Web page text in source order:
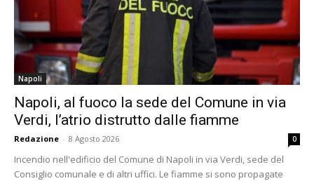
Napoli
Napoli, al fuoco la sede del Comune in via
Verdi, l’atrio distrutto dalle fiamme
Redazione - 8 Agosto 2026 0
Incendio nell'edificio del Comune di Napoli in via Verdi, sede del
Consiglio comunale e di altri uffici. Le fiamme si sono propagate